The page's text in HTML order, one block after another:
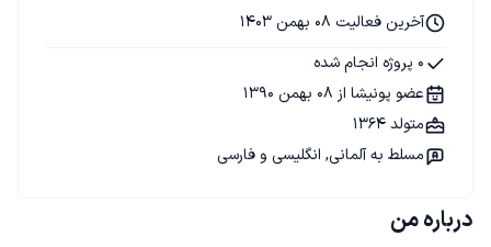
درباره من
آخرین فعالیت 08 بهمن 1403
0 پروژه انجام شده
عضو پونیشا از 08 بهمن 1390
متولد 1364
مسلط به آلمانی, انگلیسی و فارسی